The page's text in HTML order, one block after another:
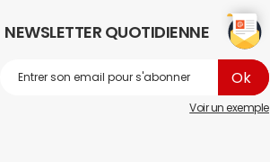
NEWSLETTER QUOTIDIENNE
Voir un exemple